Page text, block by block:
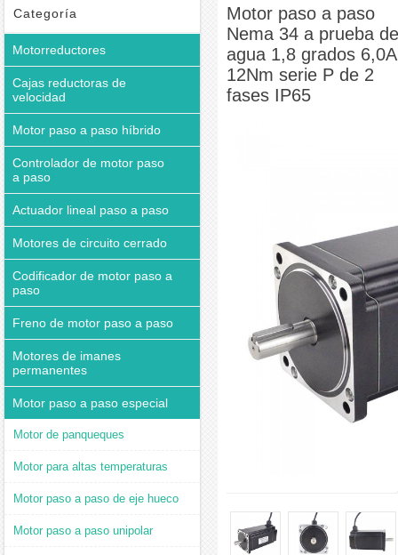
prueba de agua 1,8 grados 6,0A 12Nm serie P de 2 fases IP65
Categoría
Motorreductores
Cajas reductoras de
velocidad
Motor paso a paso híbrido
Controlador de motor paso
a paso
Actuador lineal paso a paso
Motores de circuito cerrado
Codificador de motor paso a
paso
Freno de motor paso a paso
Motores de imanes
permanentes
Motor paso a paso especial
Motor de panqueques
Motor para altas temperaturas
Motor paso a paso de eje hueco
Motor paso a paso unipolar
Motor paso a paso
Nema 34 a prueba de
agua 1,8 grados 6,0A
12Nm serie P de 2
fases IP65